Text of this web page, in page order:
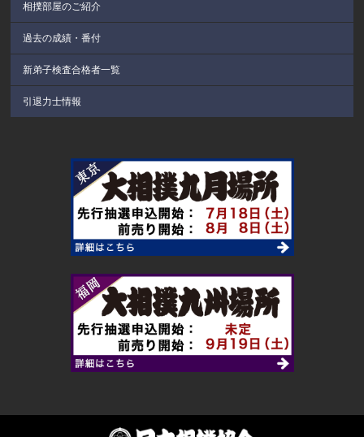
相撲部屋のご紹介
過去の成績・番付
新弟子検査合格者一覧
引退力士情報